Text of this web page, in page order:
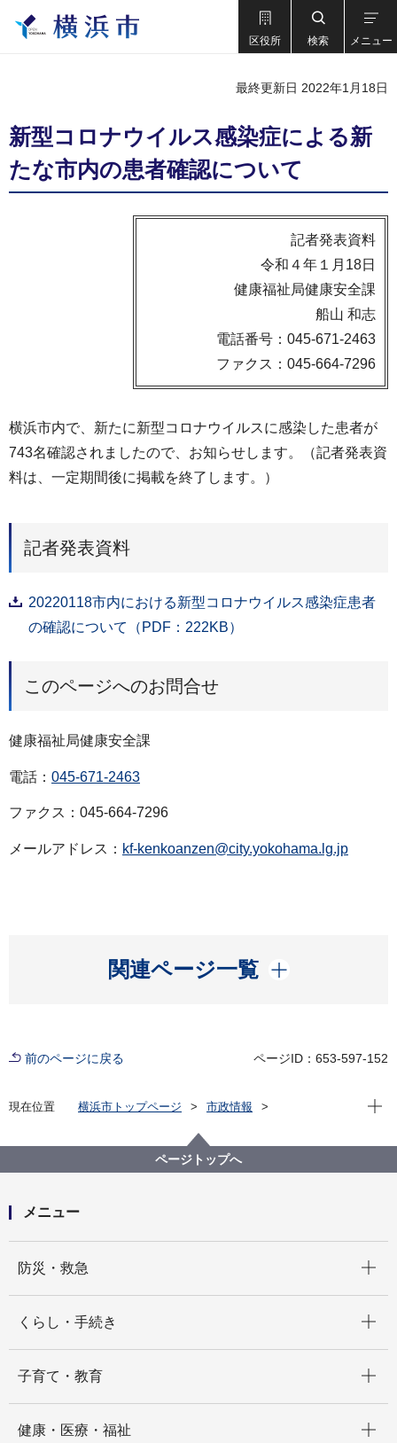
区役所 検索 メニュー
最終更新日 2022年1月18日
新型コロナウイルス感染症による新
たな市内の患者確認について
記者発表資料
令和４年１月18日
健康福祉局健康安全課
船山 和志
電話番号：045-671-2463
ファクス：045-664-7296
横浜市内で、新たに新型コロナウイルスに感染した患者が
743名確認されましたので、お知らせします。（記者発表資
料は、一定期間後に掲載を終了します。）
記者発表資料
20220118市内における新型コロナウイルス感染症患者
の確認について（PDF：222KB）
このページへのお問合せ
健康福祉局健康安全課
電話： 045-671-2463
ファクス：045-664-7296
メールアドレス： kf-kenkoanzen@city.yokohama.lg.jp
関連ページ一覧
開く
前のページに戻る ページID：653-597-152
現在位置 横浜市トップページ
市政情報
新型コロナウイルス感染症による新たな市内の患者確
認について
現在
ページトップへ
メニュー
防災・救急
くらし・手続き
子育て・教育
健康・医療・福祉